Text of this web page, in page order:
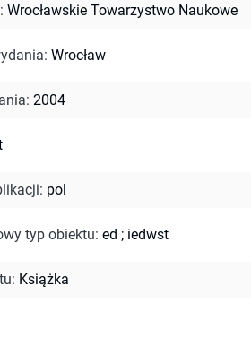
: Wrocławskie Towarzystwo Naukowe
: Wrocław
: 2004
: pol
typ obiektu: ed ; iedwst
: Książka